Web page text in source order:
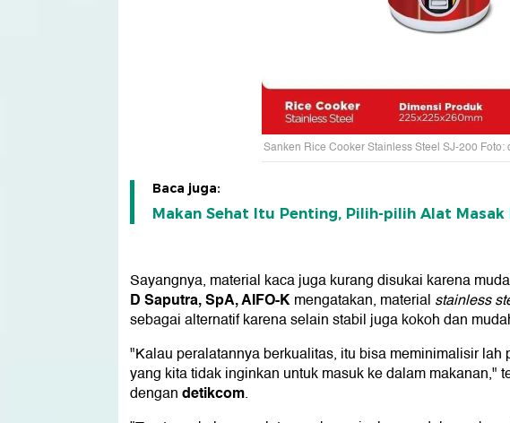
Sanken Rice Cooker Stainless Steel SJ-200
Baca juga:
Makan Sehat Itu Penting, Pilih-pilih Alat
Sayangnya, material kaca juga kurang disukai karena
D Saputra, SpA, AIFO-Kmengatakan, material stainless
sebagai alternatif karena selain stabil juga kokoh dan
"Kalau peralatannya berkualitas, itu bisa meminimalisir
yang kita tidak inginkan untuk masuk ke dalam makanan,"
dengandetikcom.